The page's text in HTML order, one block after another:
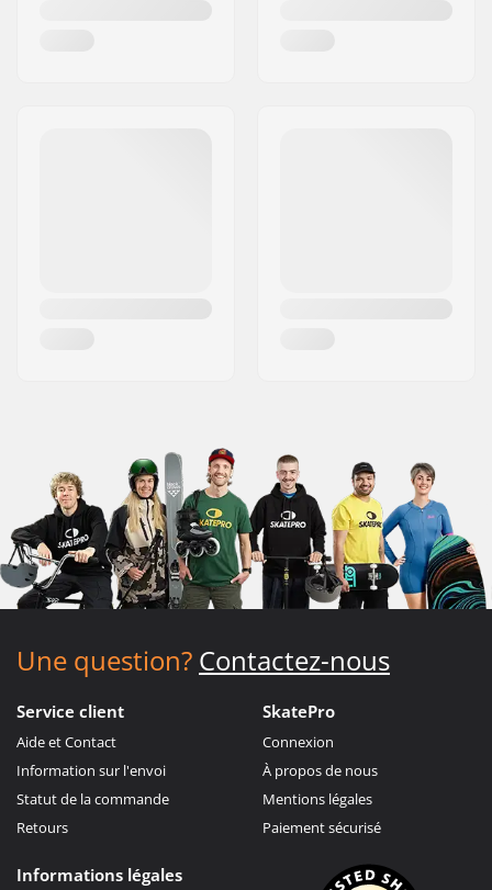
Une question? Contactez-nous
Service client
Aide et Contact
Information sur l'envoi
Statut de la commande
Retours
SkatePro
Connexion
À propos de nous
Mentions légales
Paiement sécurisé
Informations légales